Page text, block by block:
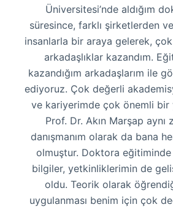
Üniversitesi’nde aldığım
süresince, farklı şirketlerden
insanlarla bir araya gelerek,
arkadaşlıklar kazandım.
kazandığım arkadaşlarım ile
ediyoruz. Çok değerli
ve kariyerimde çok önemli bir
Prof. Dr. Akın Marşap aynı
danışmanım olarak da bana
olmuştur. Doktora eğitiminde
bilgiler, yetkinliklerimin de
oldu. Teorik olarak
uygulanması benim için çok